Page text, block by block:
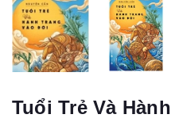
Tuổi Trẻ Và